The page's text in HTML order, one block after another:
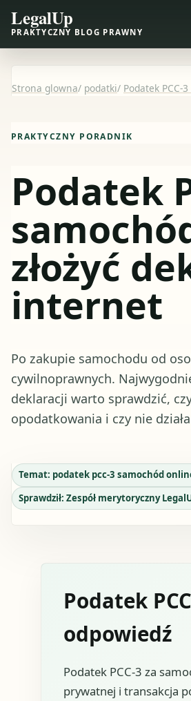
LegalUp
PRAKTYCZNY BLOG PRAWNY
Strona glowna/ podatki/ Podatek PCC-
PRAKTYCZNY PORADNIK
Podatek
złożyć
internet
Po zakupie samochodu od
cywilnoprawnych.
deklaracji warto sprawdzić,
opodatkowania i czy nie
Temat: podatek pcc-3 samochód
Sprawdził: Zespół merytoryczny
Podatek
odpowiedź
Podatek PCC-3 za
prywatnej i transakcja